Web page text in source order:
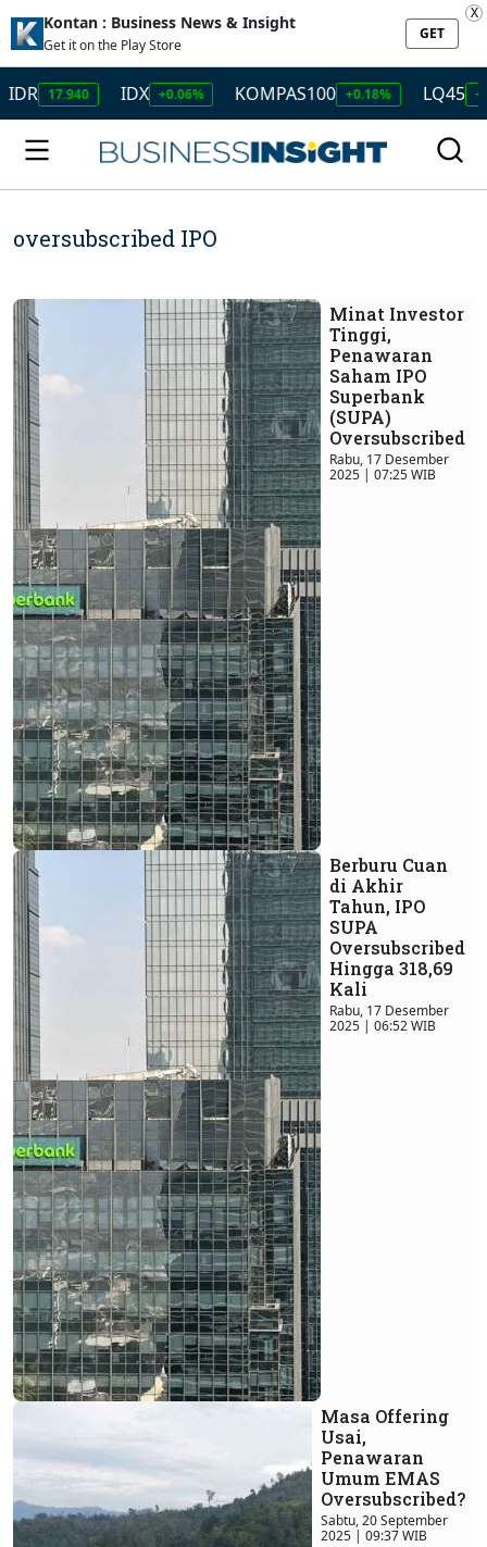
Kontan : Business News & Insight
Get it on the Play Store
GET
X
17.940 IDX +0.06% KOMPAS100 +0.18% LQ45 +0.08%
oversubscribed IPO
Minat Investor
Tinggi,
Penawaran
Saham IPO
Superbank
(SUPA)
Oversubscribed
Rabu, 17 Desember
2025 | 07:25 WIB
Berburu Cuan
di Akhir
Tahun, IPO
SUPA
Oversubscribed
Hingga 318,69
Kali
Rabu, 17 Desember
2025 | 06:52 WIB
Masa Offering
Usai,
Penawaran
Umum EMAS
Oversubscribed?
Sabtu, 20 September
2025 | 09:37 WIB